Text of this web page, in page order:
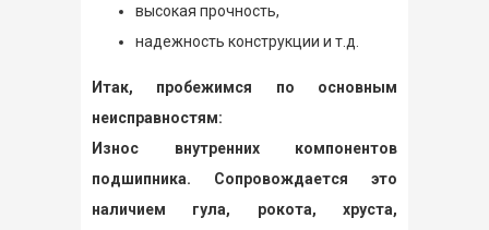
высокая прочность,
надежность конструкции и т.д.
Итак, пробежимся по основным
неисправностям:
Износ внутренних компонентов
подшипника. Сопровождается это
наличием гула, рокота, хруста,